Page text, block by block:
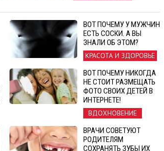
ВОТ ПОЧЕМУ У МУЖЧИН
ЕСТЬ СОСКИ. А ВЫ
ЗНАЛИ ОБ ЭТОМ?
КРАСОТА И ЗДОРОВЬЕ
ВОТ ПОЧЕМУ НИКОГДА
НЕ СТОИТ РАЗМЕЩАТЬ
ФОТО СВОИХ ДЕТЕЙ В
ИНТЕРНЕТЕ!
ВДОХНОВЕНИЕ
ВРАЧИ СОВЕТУЮТ
РОДИТЕЛЯМ
СОХРАНЯТЬ ЗУБЫ ИХ